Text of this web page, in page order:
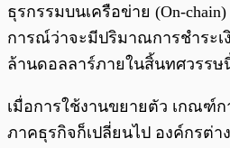
ธุรกรรมบนเครือข่าย (On-
การณ์ว่าจะมีปริมาณการชำระ
ล้านดอลลาร์ภายในสิ้นทศวรรษ
เมื่อการใช้งานขยายตัว เกณฑ์ก
ภาคธุรกิจก็เปลี่ยนไป องค์กรต่า